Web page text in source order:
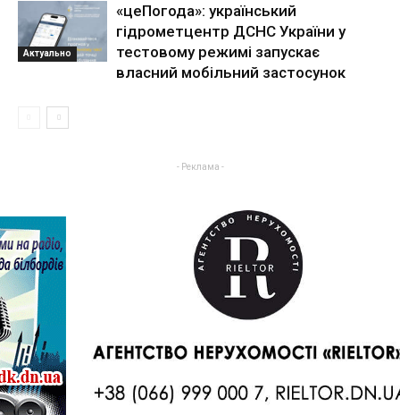
Актуально
«цеПогода»: український
гідрометцентр ДСНС України у
тестовому режимі запускає
власний мобільний застосунок
- Реклама -